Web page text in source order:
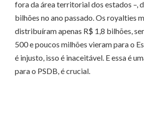
fora da área territorial dos estados –,
bilhões no ano passado. Os royalties
distribuíram apenas R$ 1,8 bilhões,
500 e poucos milhões vieram para o
é injusto, isso é inaceitável. E essa é
para o PSDB, é crucial.